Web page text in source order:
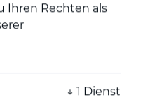
Ihren Rechten als
↓ 1 Dienst